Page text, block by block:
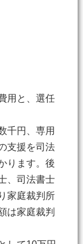
用と、選任
千円、専用
支援を司法
ります。後
、司法書士
家庭裁判所
は家庭裁判